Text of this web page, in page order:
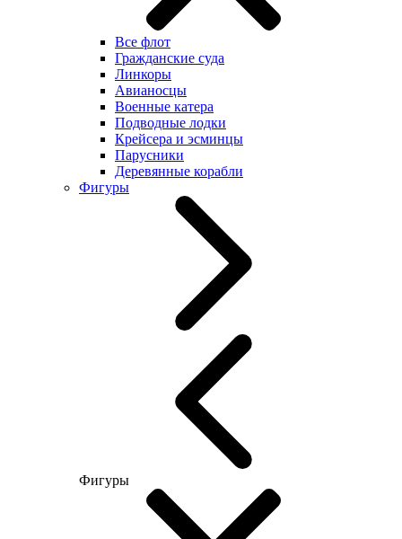
Все флот
Гражданские суда
Линкоры
Авианосцы
Военные катера
Подводные лодки
Крейсера и эсминцы
Парусники
Деревянные корабли
Фигуры
Фигуры